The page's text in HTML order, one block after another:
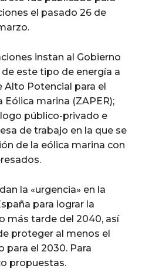
el pasado 26 de
instan al Gobierno
este tipo de energía a
Alto Potencial para el
marina (ZAPER);
público-privado e
de trabajo en la que se
de la eólica marina con
la «urgencia» en la
para lograr la
más tarde del 2040, así
proteger al menos el
para el 2030. Para
propuestas.